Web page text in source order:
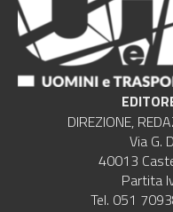
DIREZIONE,
Via G.
40013
Partita
Tel. 051